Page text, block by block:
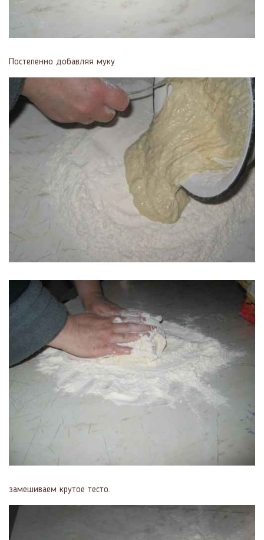
Постепенно добавляя муку
замешиваем крутое тесто.